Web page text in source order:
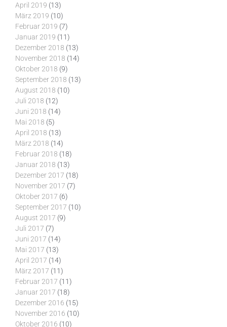
April 2019 (13)
März 2019 (10)
Februar 2019 (7)
Januar 2019 (11)
Dezember 2018 (13)
November 2018 (14)
Oktober 2018 (9)
September 2018 (13)
August 2018 (10)
Juli 2018 (12)
Juni 2018 (14)
Mai 2018 (5)
April 2018 (13)
März 2018 (14)
Februar 2018 (18)
Januar 2018 (13)
Dezember 2017 (18)
November 2017 (7)
Oktober 2017 (6)
September 2017 (10)
August 2017 (9)
Juli 2017 (7)
Juni 2017 (14)
Mai 2017 (13)
April 2017 (14)
März 2017 (11)
Februar 2017 (11)
Januar 2017 (18)
Dezember 2016 (15)
November 2016 (10)
Oktober 2016 (10)